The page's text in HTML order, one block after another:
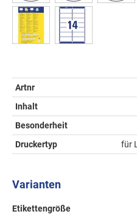
Artnr
Inhalt
Besonderheit
Druckertyp
für
Varianten
Etikettengröße